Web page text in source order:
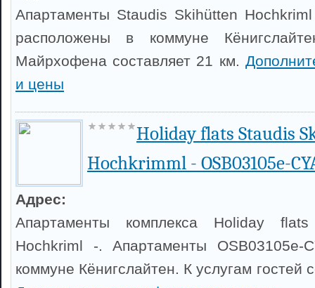
Апартаменты Staudis Skihütten
расположены в коммуне
Майрхофена составляет 21 км.
и цены
Holiday flats Staudis
Hochkrimml - OSB03105e-
Адрес:
Апартаменты комплекса Holiday
Hochkriml -. Апартаменты OSB03105e-
коммуне Кёнигслайтен. К услугам гостей